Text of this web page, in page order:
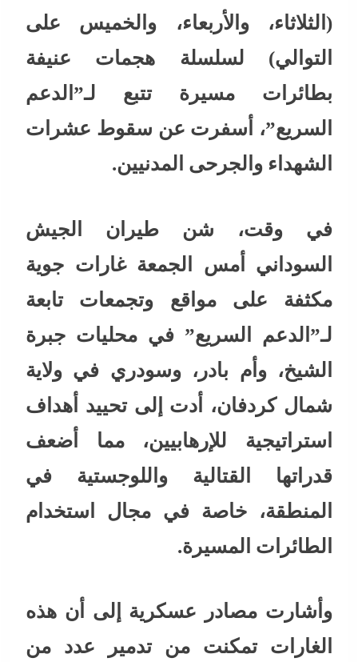
(الثلاثاء، والأربعاء، والخميس على
التوالي) لسلسلة هجمات عنيفة
بطائرات مسيرة تتبع لـ”الدعم
السريع”، أسفرت عن سقوط عشرات
الشهداء والجرحى المدنيين.
في وقت، شن طيران الجيش
السوداني أمس الجمعة غارات جوية
مكثفة على مواقع وتجمعات تابعة
لـ”الدعم السريع” في محليات جبرة
الشيخ، وأم بادر، وسودري في ولاية
شمال كردفان، أدت إلى تحييد أهداف
استراتيجية للإرهابيين، مما أضعف
قدراتها القتالية واللوجستية في
المنطقة، خاصة في مجال استخدام
الطائرات المسيرة.
وأشارت مصادر عسكرية إلى أن هذه
الغارات تمكنت من تدمير عدد من